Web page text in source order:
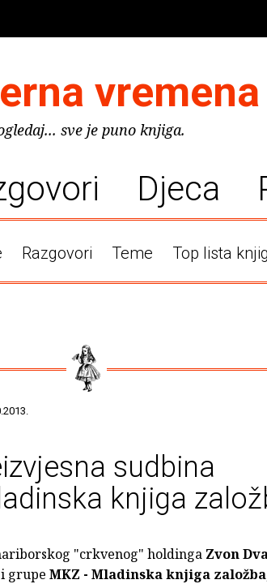
vremena
sve je puno knjiga.
Djeca
Razgovori Teme Top lista
sudbina
knjiga
"crkvenog" holdinga Zvon
grupe MKZ - Mladinska knjiga založba